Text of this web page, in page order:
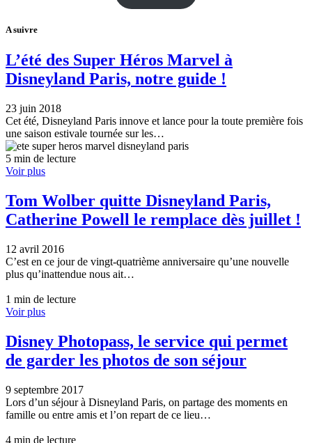
A suivre
L’été des Super Héros Marvel à
Disneyland Paris, notre guide !
23 juin 2018
Cet été, Disneyland Paris innove et lance pour la toute première fois
une saison estivale tournée sur les…
5 min de lecture
Voir plus
Tom Wolber quitte Disneyland Paris,
Catherine Powell le remplace dès juillet !
12 avril 2016
C’est en ce jour de vingt-quatrième anniversaire qu’une nouvelle
plus qu’inattendue nous ait…
1 min de lecture
Voir plus
Disney Photopass, le service qui permet
de garder les photos de son séjour
9 septembre 2017
Lors d’un séjour à Disneyland Paris, on partage des moments en
famille ou entre amis et l’on repart de ce lieu…
4 min de lecture